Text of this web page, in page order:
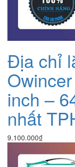
Địa chỉ
inch –
nhất
9.100.000₫